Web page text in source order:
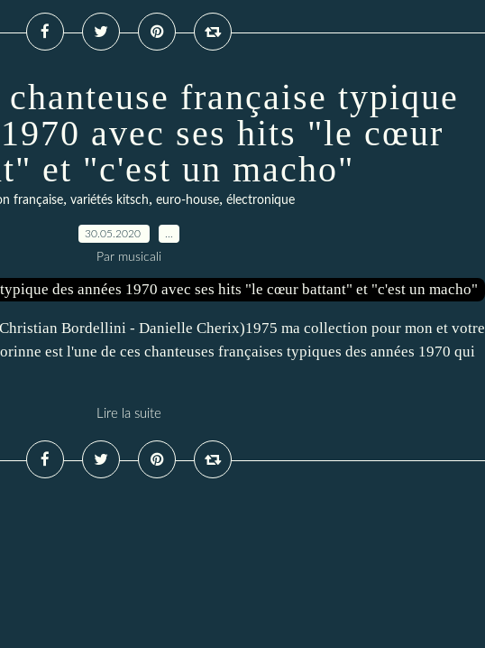
française typique
1970 avec ses hits "le cœur
et "c'est un macho"
française, variétés kitsch, euro-house, électronique
30.05.2020
Par musicali
Bordellini - Danielle Cherix)1975 ma collection pour mon et votre
est l'une de ces chanteuses françaises typiques des années 1970 qui
Lire la suite